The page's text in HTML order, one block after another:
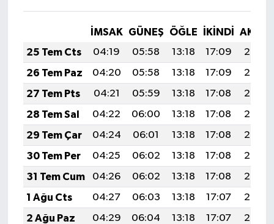
İMSAK GÜNEŞ ÖĞLE İKINDI
25 Tem Cts
04:19 05:58 13:18 17:09
20:29
26 Tem Paz
04:20 05:58 13:18 17:09
20:28
27 Tem Pts
04:21 05:59 13:18 17:08
20:28
28 Tem Sal
04:22 06:00 13:18 17:08
20:27
29 Tem Çar
04:24 06:01 13:18 17:08
20:26
30 Tem Per
04:25 06:02 13:18 17:08
20:25
31 Tem Cum
04:26 06:02 13:18 17:08
20:24
1 Ağu Cts
04:27 06:03 13:18 17:07
20:23
2 Ağu Paz
04:29 06:04 13:18 17:07
20:22